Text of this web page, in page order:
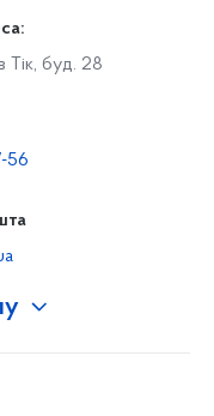
Тік, буд. 28
56